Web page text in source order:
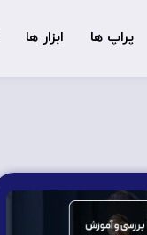
پراپ ها ابزار ها